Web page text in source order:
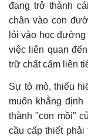
đang trở thành
chân vào con
lỏi vào học
việc liên quan
trữ chất cấm liên
Sự tò mò, thiếu
muốn khẳng
thành "con mồi"
cầu cấp thiết phải